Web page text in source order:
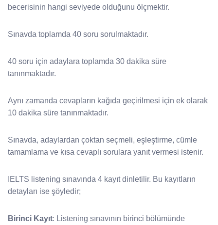
becerisinin hangi seviyede olduğunu ölçmektir.
Sınavda toplamda 40 soru sorulmaktadır.
40 soru için adaylara toplamda 30 dakika süre
tanınmaktadır.
Aynı zamanda cevapların kağıda geçirilmesi için ek olarak
10 dakika süre tanınmaktadır.
Sınavda, adaylardan çoktan seçmeli, eşleştirme, cümle
tamamlama ve kısa cevaplı sorulara yanıt vermesi istenir.
IELTS listening sınavında 4 kayıt dinletilir. Bu kayıtların
detayları ise şöyledir;
Birinci Kayıt: Listening sınavının birinci bölümünde